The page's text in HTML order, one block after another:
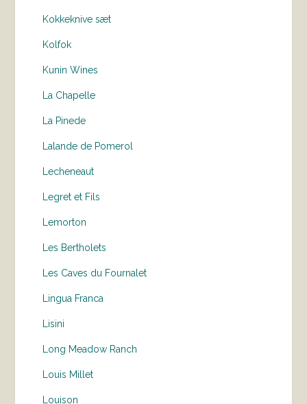
Kokkeknive sæt
Kolfok
Kunin Wines
La Chapelle
La Pinede
Lalande de Pomerol
Lecheneaut
Legret et Fils
Lemorton
Les Bertholets
Les Caves du Fournalet
Lingua Franca
Lisini
Long Meadow Ranch
Louis Millet
Louison